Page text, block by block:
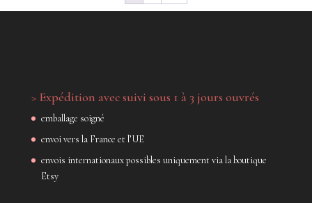
> Expédition avec suivi sous 1 à 3 jours ouvrés
emballage soigné
envoi vers la France et l’UE
envois internationaux possibles uniquement via la boutique
Etsy